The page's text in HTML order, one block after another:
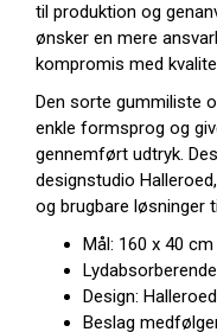
til produktion og
ønsker en mere
kompromis med
Den sorte gummiliste
enkle formsprog og
gennemført udtryk.
designstudio
og brugbare løsninger
Mål: 160 x 40 cm
Design: Halleroed
Beslag